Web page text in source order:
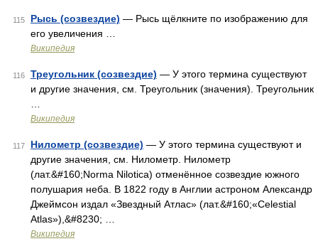
115 Рысь (созвездие) — Рысь щёлкните по изображению для
его увеличения …
Википедия
116 Треугольник (созвездие) — У этого термина существуют
и другие значения, см. Треугольник (значения). Треугольник
Википедия
117 Нилометр (созвездие) — У этого термина существуют и
другие значения, см. Нилометр. Нилометр
(лат.&#160;Norma Nilotica) отменённое созвездие южного
полушария неба. В 1822 году в Англии астроном Александр
Джеймсон издал «Звездный Атлас» (лат.&#160;«Celestial
Atlas»),&#8230; …
Википедия